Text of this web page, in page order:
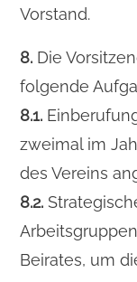
Vorstand.
8. Die
folgende
8.1.
zweimal im
des Vereins
8.2.
Beirates, um